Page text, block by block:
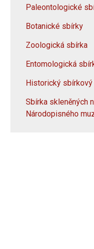
Paleontologické
Botanické sbírky
Zoologická sbírka
Entomologická
Historický
Sbírka skleněných
Národopisného